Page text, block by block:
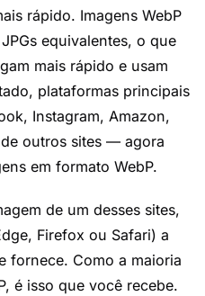
rápido. Imagens WebP
equivalentes, o que
mais rápido e usam
plataformas principais
Instagram, Amazon,
outros sites — agora
em formato WebP.
de um desses sites,
Firefox ou Safari) a
fornece. Como a maioria
é isso que você recebe.